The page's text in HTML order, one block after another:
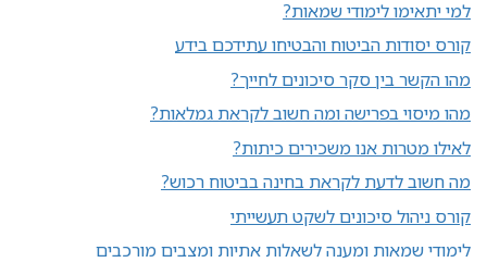
למי יתאימו לימודי שמאות?
קורס יסודות הביטוח והבטיחו עתידכם בידע
מהו הקשר בין סקר סיכונים לחייך?
מהו מיסוי בפרישה ומה חשוב לקראת גמלאות?
לאילו מטרות אנו משכירים כיתות?
מה חשוב לדעת לקראת בחינה בביטוח רכוש?
קורס ניהול סיכונים לשקט תעשייתי
לימודי שמאות ומענה לשאלות אתיות ומצבים מורכבים